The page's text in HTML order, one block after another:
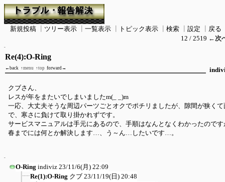
新規投稿 ツリー表示 一覧表示 トピック表示 検索 設定
戻る
12 / 2519 ←次
Re(4):O-Ring
←back ↑menu ↑top forward→
クブさん、
レスが年をまたいでしまいましたm(_ _)m
一応、大丈夫そうな周辺パーツごとオクでポチリましたが、隙間が狭く
で、寒さに負けて取り掛かれずです。
サービスマニュアルは手元にあるので、手順はなんとなくわかったので
春までには何とか解決します…、う～ん…したいです…。
O-Ring indiviz 23/11/6(月) 22:09
Re(1):O-Ring クブ 23/11/19(日) 20:48